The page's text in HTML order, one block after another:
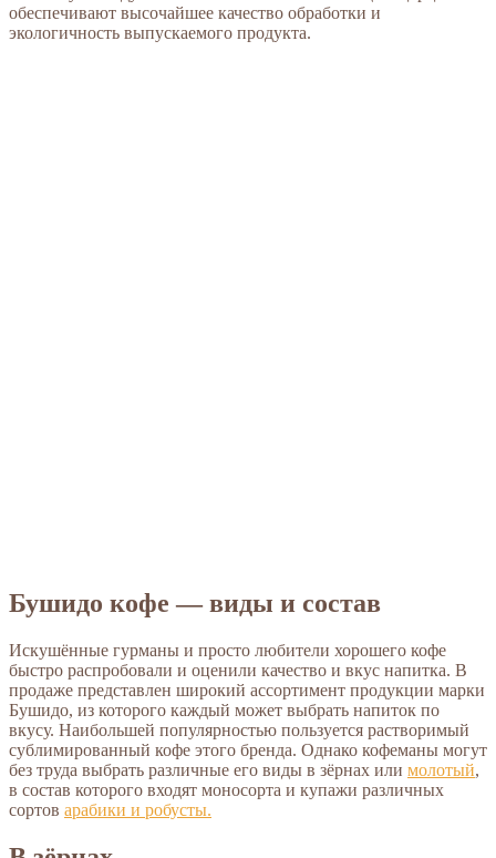
обеспечивают высочайшее качество обработки и
экологичность выпускаемого продукта.
Бушидо кофе — виды и состав
Искушённые гурманы и просто любители хорошего кофе
быстро распробовали и оценили качество и вкус напитка. В
продаже представлен широкий ассортимент продукции марки
Бушидо, из которого каждый может выбрать напиток по
вкусу. Наибольшей популярностью пользуется растворимый
сублимированный кофе этого бренда. Однако кофеманы могут
без труда выбрать различные его виды в зёрнах или молотый,
в состав которого входят моносорта и купажи различных
сортов арабики и робусты.